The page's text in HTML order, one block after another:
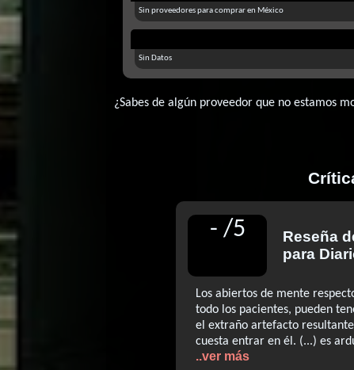
Sin proveedores para comprar en México
Sin Datos
¿Sabes de algún proveedor que no estamos
- /5 Reseña
para
Los abiertos de mente
todo los pacientes, pueden
el extraño artefacto
cuesta entrar en él. (...) es
..ver más